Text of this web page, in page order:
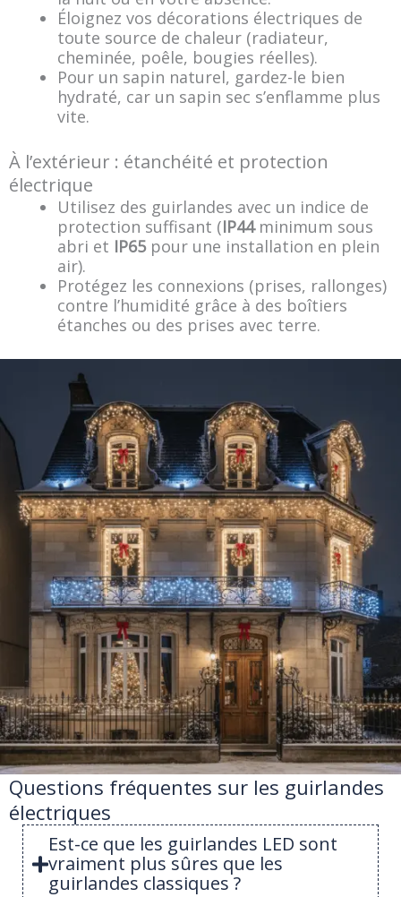
Éloignez vos décorations électriques de
toute source de chaleur (radiateur,
cheminée, poêle, bougies réelles).
Pour un sapin naturel, gardez-le bien
hydraté, car un sapin sec s’enflamme plus
vite.
À l’extérieur : étanchéité et protection
électrique
Utilisez des guirlandes avec un indice de
protection suffisant (IP44minimum sous
abri et IP65pour une installation en plein
air).
Protégez les connexions (prises, rallonges)
contre l’humidité grâce à des boîtiers
étanches ou des prises avec terre.
Questions fréquentes sur les guirlandes
électriques
Est-ce que les guirlandes LED sont
vraiment plus sûres que les
guirlandes classiques ?